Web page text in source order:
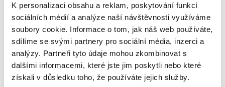
K personalizaci obsahu a reklam, poskytování funkcí
sociálních médií a analýze naší návštěvnosti využíváme
soubory cookie. Informace o tom, jak náš web používáte,
sdílíme se svými partnery pro sociální média, inzerci a
analýzy. Partneři tyto údaje mohou zkombinovat s
dalšími informacemi, které jste jim poskytli nebo které
získali v důsledku toho, že používáte jejich služby.
DRY®
elastický pásik
v jednom kuse bez švov
certifikovaná podľaEN ISO 20347, UE 425/2016 - SRC
= (SRA + SRB) protišmykový povrch na kachľová
povrchu s detergentom a vodou ako lubrikantom +
protišmykové na ocele s glycerínom ako lubrikantom